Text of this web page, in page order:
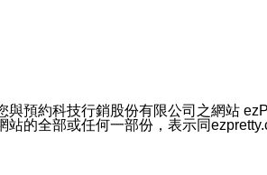
服務好友，您仍可接收到通知型訊息。
其他目的的訊息皆不會被傳送。滿足
預約科技行銷股份有限公司之網站
的全部或任何一部份，表示同